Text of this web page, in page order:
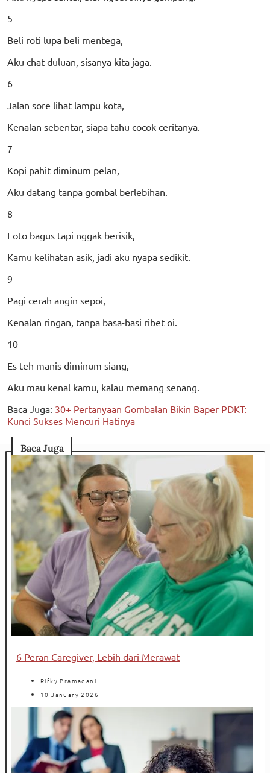
5
Beli roti lupa beli mentega,
Aku chat duluan, sisanya kita jaga.
6
Jalan sore lihat lampu kota,
Kenalan sebentar, siapa tahu cocok ceritanya.
7
Kopi pahit diminum pelan,
Aku datang tanpa gombal berlebihan.
8
Foto bagus tapi nggak berisik,
Kamu kelihatan asik, jadi aku nyapa sedikit.
9
Pagi cerah angin sepoi,
Kenalan ringan, tanpa basa-basi ribet oi.
10
Es teh manis diminum siang,
Aku mau kenal kamu, kalau memang senang.
Baca Juga: 30+ Pertanyaan Gombalan Bikin Baper PDKT:
Kunci Sukses Mencuri Hatinya
Baca Juga
6 Peran Caregiver, Lebih dari Merawat
Rifky Pramadani
10 January 2026